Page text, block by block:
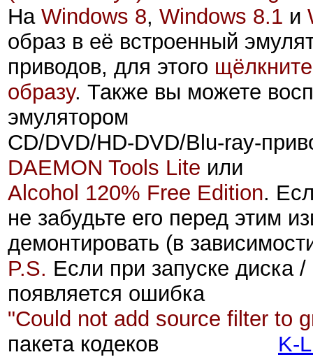
На Windows 8, Windows 8.1 и
образ в её встроенный
приводов, для этого
образу. Также вы можете
эмулятором
CD/DVD/HD-DVD/Blu-ray-
DAEMON Tools Lite или
Alcohol 120% Free Edition.
не забудьте его перед этим
демонтировать (в
P.S. Если при запуске диска
появляется ошибка
"Could not add source filter to
пакета кодеков K-